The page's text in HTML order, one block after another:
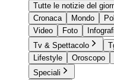
Tutte le notizie del
Cronaca
Mondo
Video
Foto
Tv & Spettacolo
Lifestyle
Oroscopo
Speciali